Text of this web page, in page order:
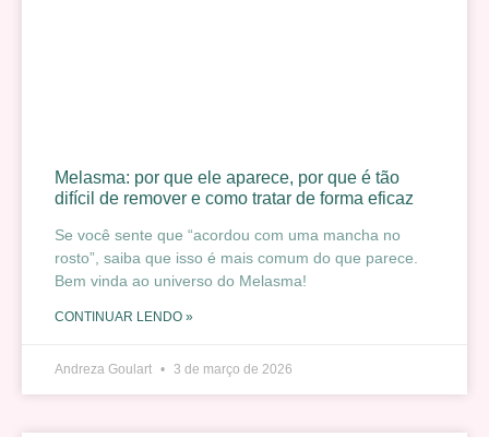
Melasma: por que ele aparece, por que é tão
difícil de remover e como tratar de forma eficaz
Se você sente que “acordou com uma mancha no
rosto”, saiba que isso é mais comum do que parece.
Bem vinda ao universo do Melasma!
CONTINUAR LENDO »
Andreza Goulart 3 de março de 2026